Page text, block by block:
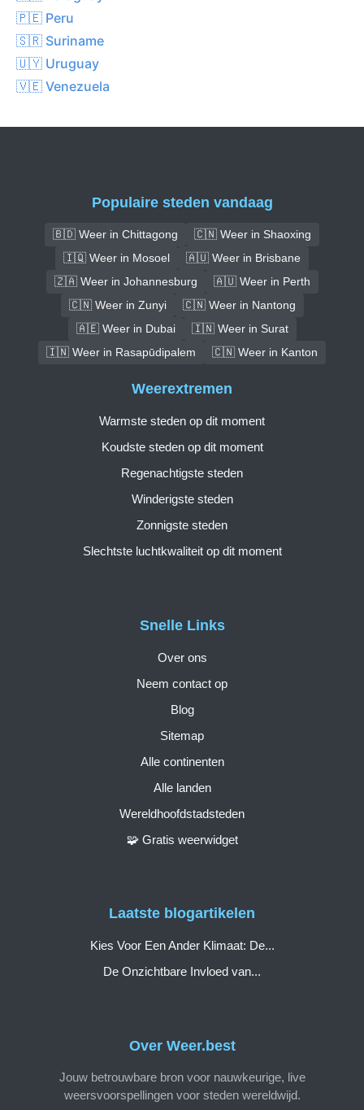
🇵🇪 Peru
🇸🇷 Suriname
🇺🇾 Uruguay
🇻🇪 Venezuela
Populaire steden vandaag
🇧🇩 Weer in Chittagong
🇨🇳 Weer in Shaoxing
🇮🇶 Weer in Mosoel
🇦🇺 Weer in Brisbane
🇿🇦 Weer in Johannesburg
🇦🇺 Weer in Perth
🇨🇳 Weer in Zunyi
🇨🇳 Weer in Nantong
🇦🇪 Weer in Dubai
🇮🇳 Weer in Surat
🇮🇳 Weer in Rasapūdipalem
🇨🇳 Weer in Kanton
Over Weer.best
Jouw betrouwbare bron voor nauwkeurige, live
weersvoorspellingen voor steden wereldwijd.
Snelle Links
Over ons
Neem contact op
Blog
Sitemap
Alle continenten
Alle landen
Wereldhoofdstadsteden
🧩 Gratis weerwidget
Weerextremen
Warmste steden op dit moment
Koudste steden op dit moment
Regenachtigste steden
Winderigste steden
Zonnigste steden
Slechtste luchtkwaliteit op dit moment
Laatste blogartikelen
Kies Voor Een Ander Klimaat: De...
De Onzichtbare Invloed van...